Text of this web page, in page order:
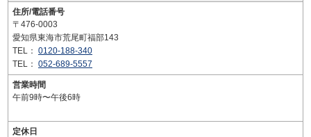
住所/電話番号
〒476-0003
愛知県東海市荒尾町福部143
TEL： 0120-188-340
TEL： 052-689-5557
営業時間
午前9時〜午後6時
定休日